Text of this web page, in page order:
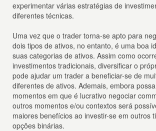
experimentar várias estratégias de
diferentes técnicas.
Uma vez que o trader torna-se apto para
dois tipos de ativos, no entanto, é uma boa
suas categorias de ativos. Assim como
investimentos tradicionais, diversificar o
pode ajudar um trader a beneficiar-se de
diferentes de ativos. Ademais, embora
momentos em que é lucrativo negociar
outros momentos e/ou contextos será
maiores benefícios ao investir-se em outros
opções binárias.